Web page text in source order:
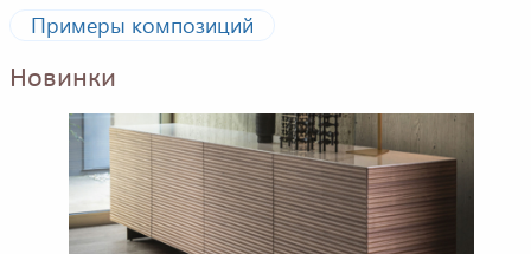
Примеры композиций
Новинки